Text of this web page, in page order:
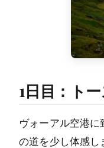
1日目：ト
ヴォーアル空港
の道を少し体感し